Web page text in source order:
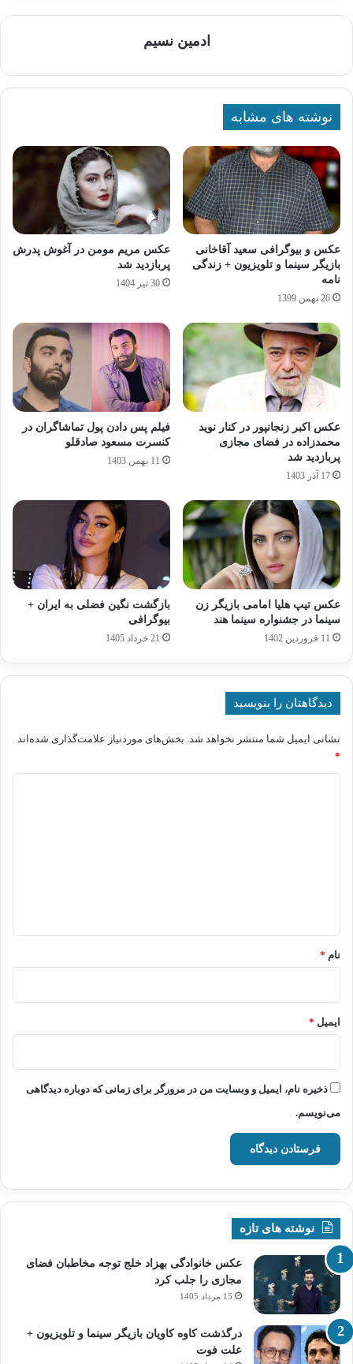
ادمین نسیم
نوشته های مشابه
عکس و بیوگرافی سعید آقاخانی
بازیگر سینما و تلویزیون + زندگی
نامه
26 بهمن 1399
عکس مریم مومن در آغوش پدرش
پربازدید شد
30 تیر 1404
عکس اکبر زنجانپور در کنار نوید
محمدزاده در فضای مجازی
پربازدید شد
17 آذر 1403
فیلم پس دادن پول تماشاگران در
کنسرت مسعود صادقلو
11 بهمن 1403
عکس تیپ هلیا امامی بازیگر زن
سینما در جشنواره سینما هند
11 فروردین 1402
بازگشت نگین فضلی به ایران +
بیوگرافی
21 خرداد 1405
دیدگاهتان را بنویسید
نشانی ایمیل شما منتشر نخواهد شد. بخش‌های موردنیاز علامت‌گذاری شده‌اند
*
نام *
ایمیل *
ذخیره نام، ایمیل و وبسایت من در مرورگر برای زمانی که دوباره دیدگاهی
می‌نویسم.
نوشته های تازه
عکس خانوادگی بهزاد خلج توجه مخاطبان فضای
مجازی را جلب کرد
15 مرداد 1405
درگذشت کاوه کاویان بازیگر سینما و تلویزیون +
علت فوت